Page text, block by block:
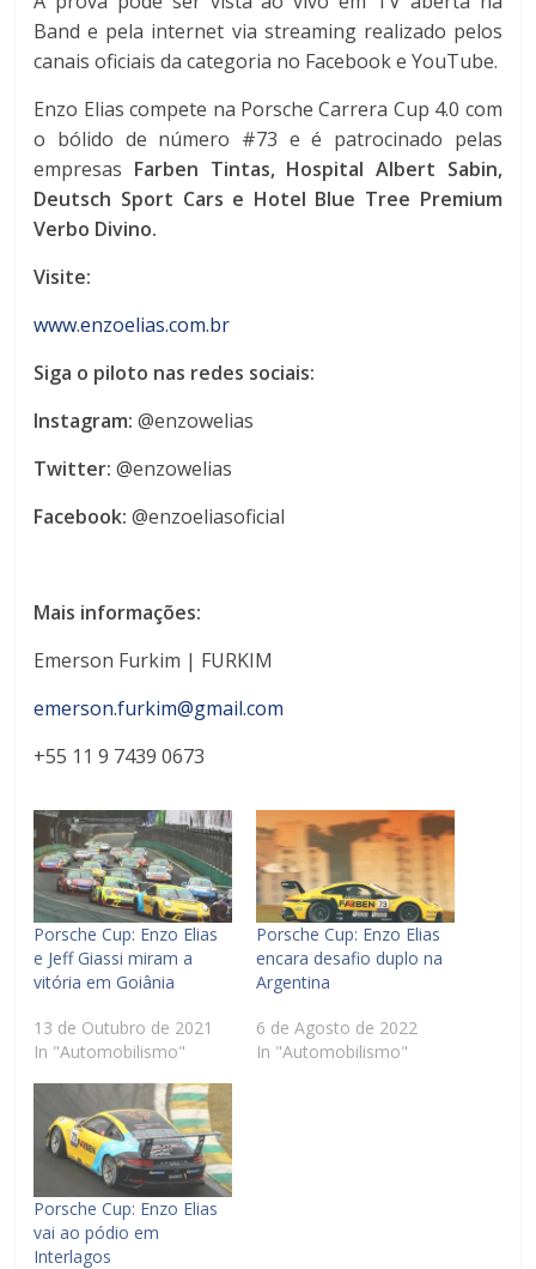
Band e pela internet via streaming realizado pelos
canais oficiais da categoria no Facebook e YouTube.
Enzo Elias compete na Porsche Carrera Cup 4.0 com
o bólido de número #73 e é patrocinado pelas
empresas Farben Tintas, Hospital Albert Sabin,
Deutsch Sport Cars e Hotel Blue Tree Premium
Verbo Divino.
Visite:
www.enzoelias.com.br
Siga o piloto nas redes sociais:
Instagram: @enzowelias
Twitter: @enzowelias
Facebook: @enzoeliasoficial
Mais informações:
Emerson Furkim | FURKIM
emerson.furkim@gmail.com
+55 11 9 7439 0673
Porsche Cup: Enzo Elias
e Jeff Giassi miram a
vitória em Goiânia
13 de Outubro de 2021
In "Automobilismo"
Porsche Cup: Enzo Elias
encara desafio duplo na
Argentina
6 de Agosto de 2022
In "Automobilismo"
Porsche Cup: Enzo Elias
vai ao pódio em
Interlagos